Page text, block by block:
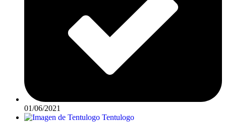
01/06/2021
Tentulogo